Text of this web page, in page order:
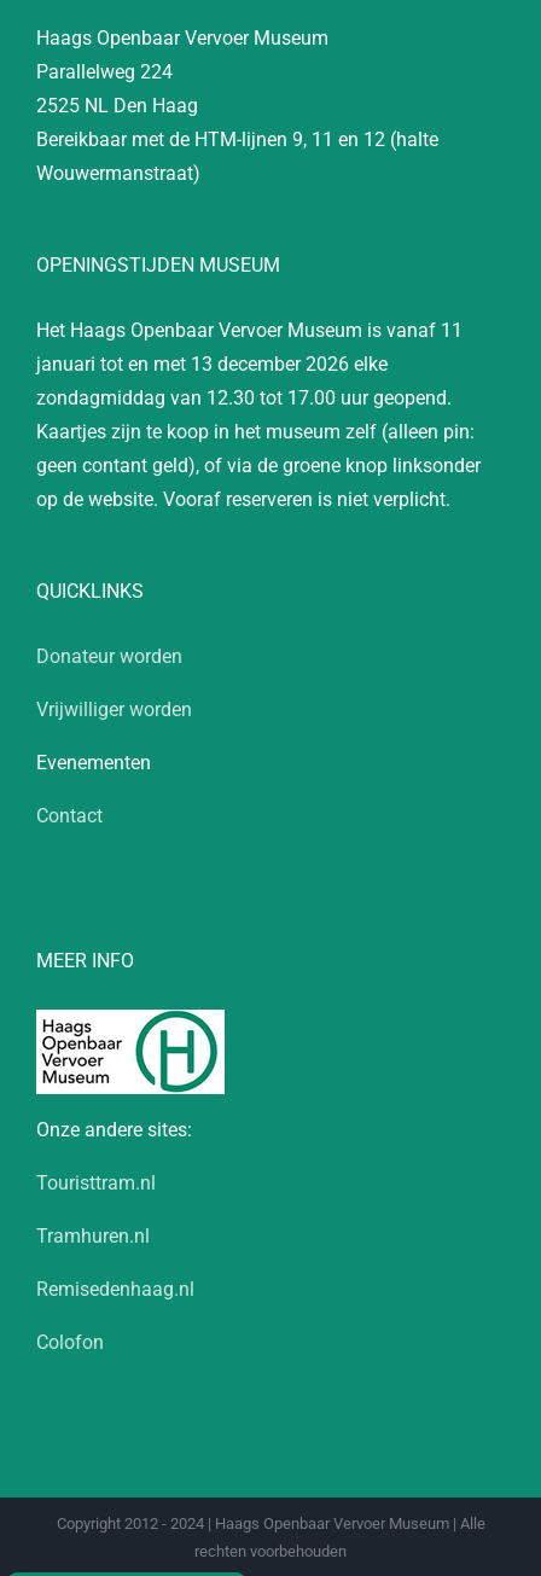
Haags Openbaar Vervoer Museum
Parallelweg 224
2525 NL Den Haag
Bereikbaar met de HTM-lijnen 9, 11 en 12 (halte
Wouwermanstraat)
OPENINGSTIJDEN MUSEUM
Het Haags Openbaar Vervoer Museum is vanaf 11
januari tot en met 13 december 2026 elke
zondagmiddag van 12.30 tot 17.00 uur geopend.
Kaartjes zijn te koop in het museum zelf (alleen pin:
geen contant geld), of via de groene knop linksonder
op de website. Vooraf reserveren is niet verplicht.
QUICKLINKS
Donateur worden
Vrijwilliger worden
Evenementen
Contact
MEER INFO
Onze andere sites:
Touristtram.nl
Tramhuren.nl
Remisedenhaag.nl
Colofon
Copyright 2012 - 2024 | Haags Openbaar Vervoer Museum | Alle
rechten voorbehouden